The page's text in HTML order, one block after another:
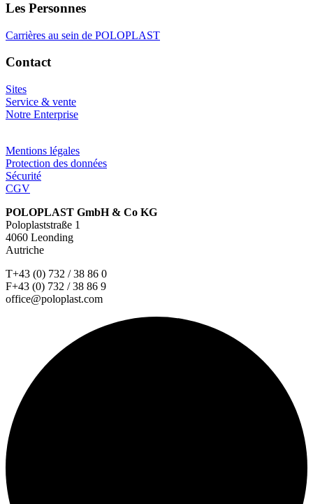
Les Personnes
Carrières au sein de POLOPLAST
Contact
Sites
Service & vente
Notre Enterprise
Mentions légales
Protection des données
Sécurité
CGV
POLOPLAST GmbH & Co KG
Poloplaststraße 1
4060 Leonding
Autriche
T+43 (0) 732 / 38 86 0
F+43 (0) 732 / 38 86 9
office@poloplast.com